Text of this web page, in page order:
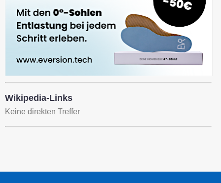
Wikipedia-Links
Keine direkten Treffer